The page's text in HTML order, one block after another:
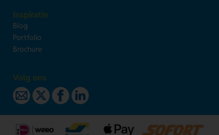
Inspiratie
Blog
Portfolio
Brochure
Volg ons